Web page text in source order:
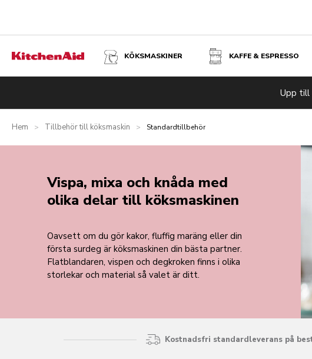
KÖKSMASKINER KAFFE & ESPRESSO
Upp till
Hem > Tillbehör till köksmaskin > Standardtillbehör
Vispa, mixa och knåda med
olika delar till köksmaskinen
Oavsett om du gör kakor, fluffig maräng eller din
första surdeg är köksmaskinen din bästa partner.
Flatblandaren, vispen och degkroken finns i olika
storlekar och material så valet är ditt.
Kostnadsfri standardleverans på